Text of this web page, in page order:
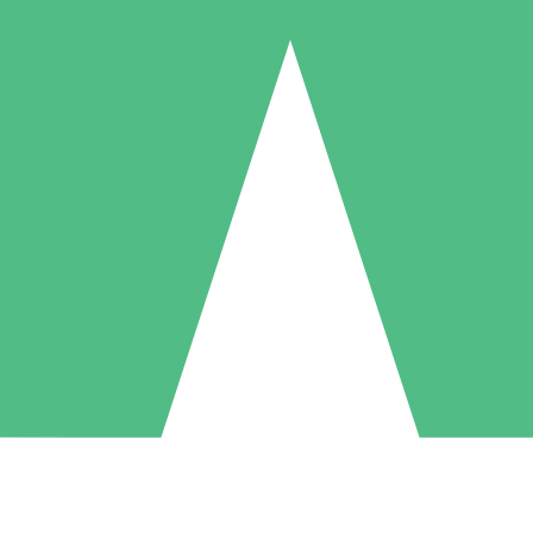
Individuele Creditpakketten
per gebruik met downloadtegoeden. Geen maandelijkse verplichting
5 Downloaden
US$